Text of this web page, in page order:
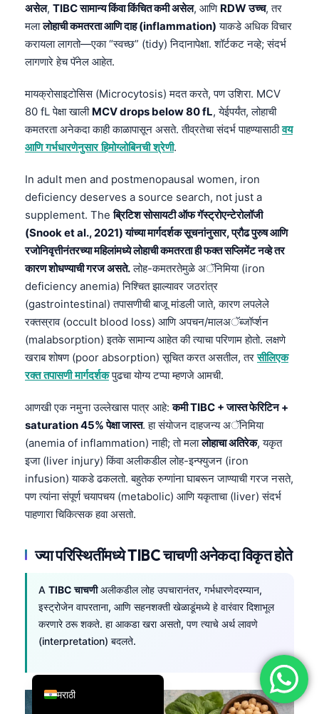
असेल, TIBC सामान्य किंवा किंचित कमी असेल, आणि RDW उच्च, तर
मलालोहाची कमतरता आणि दाह (inflammation) याकडे अधिक विचार
करायला लागतो—एका “स्वच्छ” (tidy) निदानापेक्षा. शॉर्टकट नव्हे; संदर्भ
लागणारे हेच पॅनेल आहेत.
मायक्रोसाइटोसिस (Microcytosis) मदत करते, पण उशिरा. MCV
80 fL पेक्षा खाली MCV drops below 80 fL, येईपर्यंत, लोहाची
कमतरता अनेकदा काही काळापासून असते. तीव्रतेचा संदर्भ पाहण्यासाठीवय
आणि गर्भधारणेनुसार हिमोग्लोबिनची श्रेणी.
In adult men and postmenopausal women, iron
deficiency deserves a source search, not just a
supplement. Theब्रिटिश सोसायटी ऑफ गॅस्ट्रोएन्टेरोलॉजी
(Snook et al., 2021) यांच्या मार्गदर्शक सूचनांनुसार, प्रौढ पुरुष आणि
रजोनिवृत्तीनंतरच्या महिलांमध्ये लोहाची कमतरता ही फक्त सप्लिमेंट नव्हे तर
कारण शोधण्याची गरज असते.लोह-कमतरतेमुळे अॅनिमिया (iron
deficiency anemia) निश्चित झाल्यावर जठरांत्र
(gastrointestinal) तपासणीची बाजू मांडली जाते, कारण लपलेले
रक्तस्राव (occult blood loss) आणि अपचन/मालअॅब्जॉर्प्शन
(malabsorption) इतके सामान्य आहेत की त्याचा परिणाम होतो. लक्षणे
खराब शोषण (poor absorption) सूचित करत असतील, तरसीलिएक
रक्त तपासणी मार्गदर्शकपुढचा योग्य टप्पा म्हणजे आमची.
आणखी एक नमुना उल्लेखास पात्र आहे:कमी TIBC + जास्त फेरिटिन +
saturation 45% पेक्षा जास्त. हा संयोजन दाहजन्य अॅनिमिया
(anemia of inflammation) नाही; तो मलालोहाचा अतिरेक, यकृत
इजा (liver injury) किंवा अलीकडील लोह-इन्फ्युजन (iron
infusion) याकडे ढकलतो. बहुतेक रुग्णांना घाबरून जाण्याची गरज नसते,
पण त्यांना संपूर्ण चयापचय (metabolic) आणि यकृताचा (liver) संदर्भ
पाहणारा चिकित्सक हवा असतो.
ज्या परिस्थितींमध्ये TIBC चाचणी अनेकदा विकृत होते
A TIBC चाचणीअलीकडील लोह उपचारानंतर, गर्भधारणेदरम्यान,
इस्ट्रोजेन वापरताना, आणि सहनशक्ती खेळाडूंमध्ये हे वारंवार दिशाभूल
करणारे ठरू शकते. हा आकडा खरा असतो, पण त्याचे अर्थ लावणे
(interpretation) बदलते.
मराठी
Deutsch
العربية
Français
Italiano
Português
Ελληνικά
Türkçe
Română
简体中文
Български
Dansk
Nederlands
हिन्दी
Bahasa Indonesia
Հայերեն
Српски језик
Svenska
Bosanski
Azərbaycan dili
Eesti
Čeština
ქართული
Русский